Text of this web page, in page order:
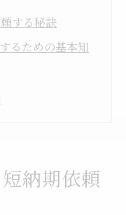
する秘訣
るための基本知
袋制作先の見極
袋依頼のコツ
取るための工夫
納期依頼